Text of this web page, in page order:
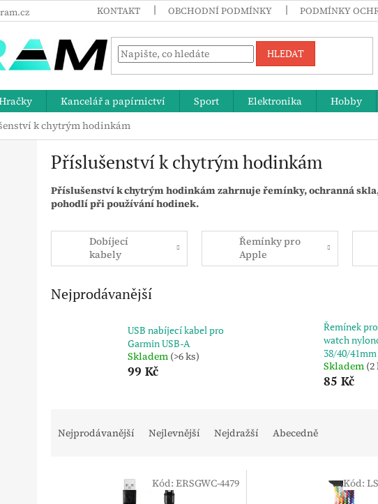
KONTAKT OBCHODNÍ PODMÍNKY PODMÍNKY
HLEDAT
Kancelář a papírnictví Sport Elektronika Hobby
k chytrým hodinkám
Příslušenství k chytrým hodinkám
Příslušenství k chytrým hodinkám zahrnuje řemínky, ochranná
pohodlí při používání hodinek.
Dobíjecí
kabely
Řemínky pro
Apple
Nejprodávanější
USB nabíjecí kabel pro
Garmin USB-A
Skladem (>6 ks)
99 Kč
Řemínek
watch
38/40/
Skladem (2
85 Kč
Nejprodávanější Nejlevnější Nejdražší Abecedně
Kód: ERSGWC-4479 Kód: